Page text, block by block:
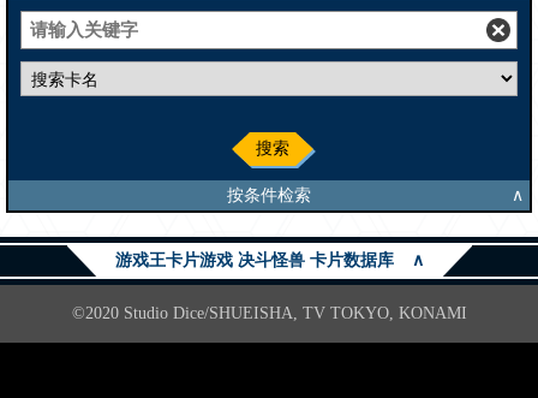
搜索
按条件检索 ∧
游戏王卡片游戏 决斗怪兽 卡片数据库 ∧
©2020 Studio Dice/SHUEISHA, TV TOKYO, KONAMI